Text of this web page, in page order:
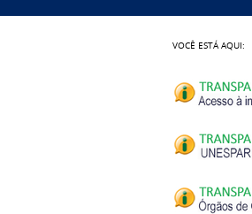
VOCÊ ESTÁ AQUI: